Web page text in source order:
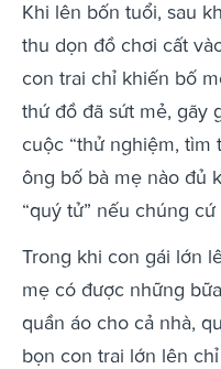
Khi lên bốn tuổi, sau
thu dọn đồ chơi cất
con trai chỉ khiến bố
thứ đồ đã sứt mẻ, gãy
cuộc “thử nghiệm, tìm
ông bố bà mẹ nào đủ
“quý tử” nếu chúng
Trong khi con gái lớn
mẹ có được những
quần áo cho cả nhà,
bọn con trai lớn lên